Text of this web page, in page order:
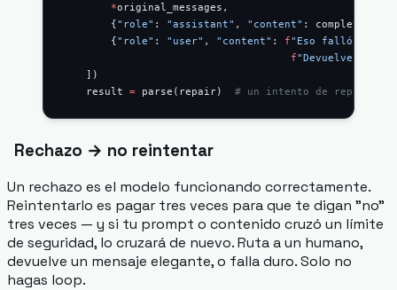
        *
original_messages,
        {
"role" : "assistant" , "content" : completion},
        {
"role" : "user" , "content" : f"Eso falló al
                                     f
"Devuelve solo
    ])
    result
= parse(repair) # un intento de
Rechazo → no reintentar
Un rechazo es el modelo funcionando correctamente.
Reintentarlo es pagar tres veces para que te digan "no"
tres veces — y si tu prompt o contenido cruzó un límite
de seguridad, lo cruzará de nuevo. Ruta a un humano,
devuelve un mensaje elegante, o falla duro. Solo no
hagas loop.